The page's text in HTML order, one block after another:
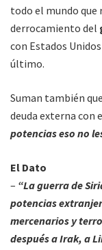
todo el mundo que
derrocamiento del
con Estados
último.
Suman también
deuda externa con
potencias eso no
El Dato
– “La guerra de
potencias
mercenarios y
después a Irak, a